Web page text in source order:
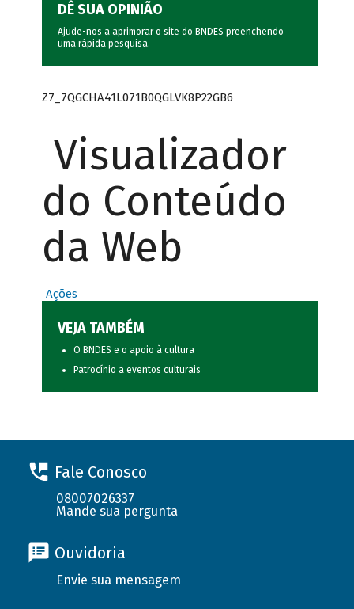
DÊ SUA OPINIÃO
Ajude-nos a aprimorar o site do BNDES preenchendo
uma rápida pesquisa.
Z7_7QGCHA41L071B0QGLVK8P22GB6
Visualizador
do Conteúdo
da Web
Ações
VEJA TAMBÉM
O BNDES e o apoio à cultura
Patrocínio a eventos culturais
Fale Conosco
08007026337
Mande sua pergunta
Ouvidoria
Envie sua mensagem